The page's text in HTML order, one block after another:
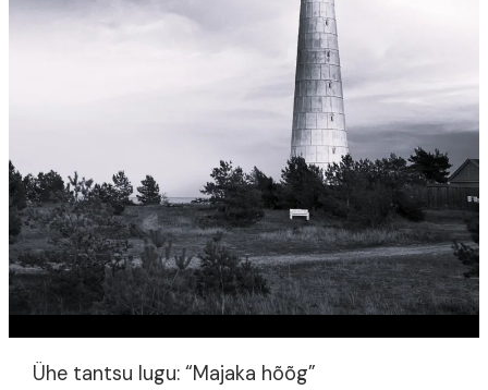
Ühe tantsu lugu: “Majaka hõõg”